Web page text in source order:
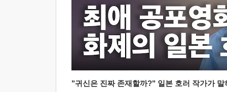
"귀신은 진짜 존재할까?" 일본 호러 작가가